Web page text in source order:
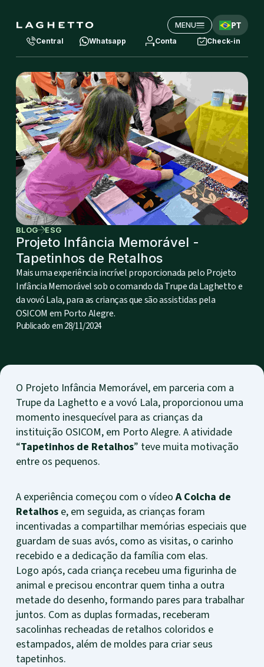
MENU PT
Central Whatsapp Conta Check-in
BLOG ESG
Projeto Infância Memorável -
Tapetinhos de Retalhos
Mais uma experiência incrível proporcionada pelo Projeto
Infância Memorável sob o comando da Trupe da Laghetto e
da vovó Lala, para as crianças que são assistidas pela
OSICOM em Porto Alegre.
Publicado em28/11/2024
O Projeto Infância Memorável, em parceria com a
Trupe da Laghetto e a vovó Lala, proporcionou uma
momento inesquecível para as crianças da
instituição OSICOM, em Porto Alegre. A atividade
“Tapetinhos de Retalhos” teve muita motivação
entre os pequenos.
A experiência começou com o vídeoA Colcha de
Retalhose, em seguida, as crianças foram
incentivadas a compartilhar memórias especiais que
guardam de suas avós, como as visitas, o carinho
recebido e a dedicação da família com elas.
Logo após, cada criança recebeu uma figurinha de
animal e precisou encontrar quem tinha a outra
metade do desenho, formando pares para trabalhar
juntos. Com as duplas formadas, receberam
sacolinhas recheadas de retalhos coloridos e
estampados, além de moldes para criar seus
tapetinhos.